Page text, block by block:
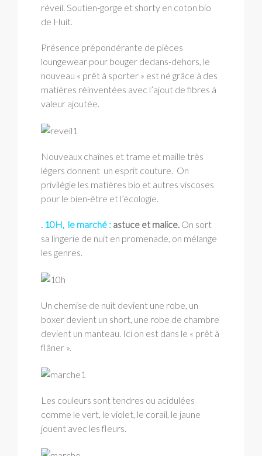
réveil. Soutien-gorge et shorty en coton bio
de Huit.
Présence prépondérante de pièces
loungewear pour bouger dedans-dehors, le
nouveau « prêt à sporter » est né grâce à des
matières réinventées avec l’ajout de fibres à
valeur ajoutée.
Nouveaux chaînes et trame et maille très
légers donnent un esprit couture. On
privilégie les matières bio et autres viscoses
pour le bien-être et l’écologie.
. 10H, le marché : astuce et malice. On sort
sa lingerie de nuit en promenade, on mélange
les genres.
Un chemise de nuit devient une robe, un
boxer devient un short, une robe de chambre
devient un manteau. Ici on est dans le « prêt à
flâner ».
Les couleurs sont tendres ou acidulées
comme le vert, le violet, le corail, le jaune
jouent avec les fleurs.